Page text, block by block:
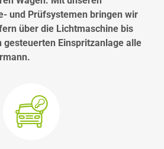
und Prüfsystemen bringen wir
über die Lichtmaschine bis
gesteuerten Einspritzanlage alle